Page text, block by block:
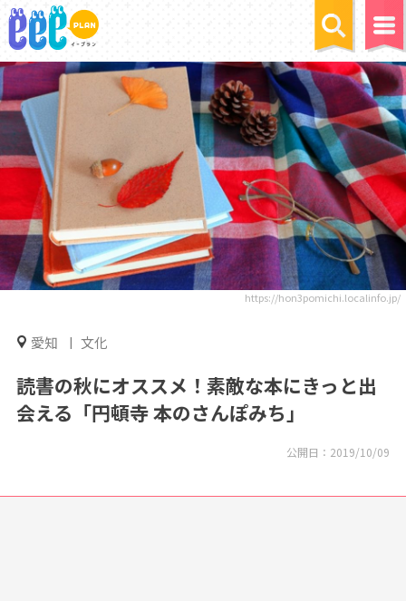
https://hon3pomichi.localinfo.jp/
愛知 文化
読書の秋にオススメ！素敵な本にきっと出
会える「円頓寺 本のさんぽみち」
公開日： 2019/10/09